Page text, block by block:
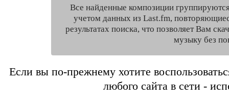
Все найденные композиции
учетом данных из Last.fm,
результатах поиска, что позволяет Вам
музыку без
Если вы по-прежнему хотите
любого сайта в сети -